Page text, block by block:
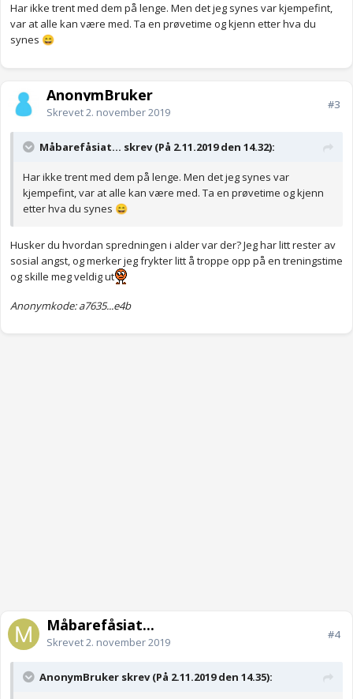
Har ikke trent med dem på lenge. Men det jeg synes var kjempefint,
var at alle kan være med. Ta en prøvetime og kjenn etter hva du
synes 😄
AnonymBruker
Skrevet2. november 2019
#3
Måbarefåsiat... skrev (På 2.11.2019 den 14.32):
Har ikke trent med dem på lenge. Men det jeg synes var
kjempefint, var at alle kan være med. Ta en prøvetime og kjenn
etter hva du synes 😄
Husker du hvordan spredningen i alder var der? Jeg har litt rester av
sosial angst, og merker jeg frykter litt å troppe opp på en treningstime
og skille meg veldig ut
Anonymkode: a7635...e4b
Måbarefåsiat...
Skrevet2. november 2019
#4
AnonymBruker skrev (På 2.11.2019 den 14.35):